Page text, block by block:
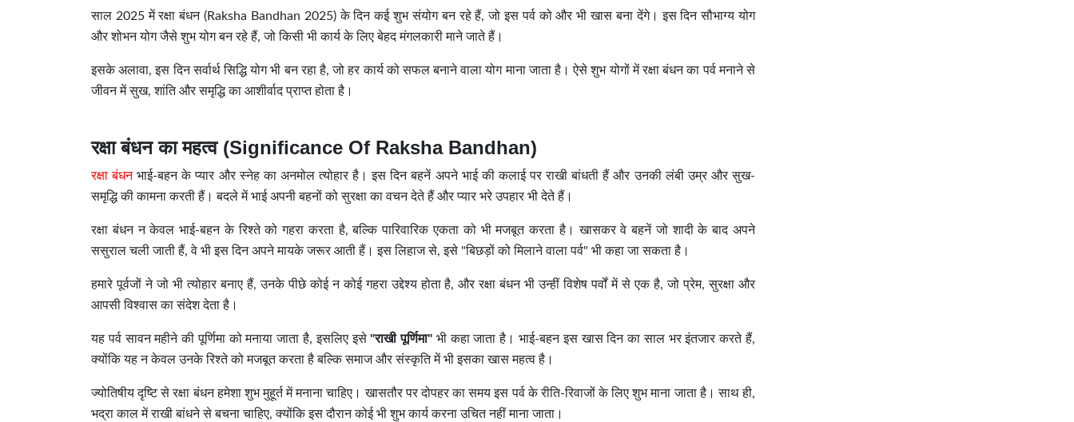
साल 2025 में रक्षा बंधन (Raksha Bandhan 2025) के दिन कई शुभ संयोग बन रहे हैं, जो इस पर्व को और भी खास बना देंगे। इस दिन सौभाग्य योग
और शोभन योग जैसे शुभ योग बन रहे हैं, जो किसी भी कार्य के लिए बेहद मंगलकारी माने जाते हैं।
इसके अलावा, इस दिन सर्वार्थ सिद्धि योग भी बन रहा है, जो हर कार्य को सफल बनाने वाला योग माना जाता है। ऐसे शुभ योगों में रक्षा बंधन का पर्व मनाने से
जीवन में सुख, शांति और समृद्धि का आशीर्वाद प्राप्त होता है।
रक्षा बंधन का महत्व (Significance Of Raksha Bandhan)
रक्षा बंधनभाई-बहन के प्यार और स्नेह का अनमोल त्योहार है। इस दिन बहनें अपने भाई की कलाई पर राखी बांधती हैं और उनकी लंबी उम्र और सुख-
समृद्धि की कामना करती हैं। बदले में भाई अपनी बहनों को सुरक्षा का वचन देते हैं और प्यार भरे उपहार भी देते हैं।
रक्षा बंधन न केवल भाई-बहन के रिश्ते को गहरा करता है, बल्कि पारिवारिक एकता को भी मजबूत करता है। खासकर वे बहनें जो शादी के बाद अपने
ससुराल चली जाती हैं, वे भी इस दिन अपने मायके जरूर आती हैं। इस लिहाज से, इसे "बिछड़ों को मिलाने वाला पर्व" भी कहा जा सकता है।
हमारे पूर्वजों ने जो भी त्योहार बनाए हैं, उनके पीछे कोई न कोई गहरा उद्देश्य होता है, और रक्षा बंधन भी उन्हीं विशेष पर्वों में से एक है, जो प्रेम, सुरक्षा और
आपसी विश्वास का संदेश देता है।
यह पर्व सावन महीने की पूर्णिमा को मनाया जाता है, इसलिए इसे"राखी पूर्णिमा" भी कहा जाता है। भाई-बहन इस खास दिन का साल भर इंतजार करते हैं,
क्योंकि यह न केवल उनके रिश्ते को मजबूत करता है बल्कि समाज और संस्कृति में भी इसका खास महत्व है।
ज्योतिषीय दृष्टि से रक्षा बंधन हमेशा शुभ मुहूर्त में मनाना चाहिए। खासतौर पर दोपहर का समय इस पर्व के रीति-रिवाजों के लिए शुभ माना जाता है। साथ ही,
भद्रा काल में राखी बांधने से बचना चाहिए, क्योंकि इस दौरान कोई भी शुभ कार्य करना उचित नहीं माना जाता।